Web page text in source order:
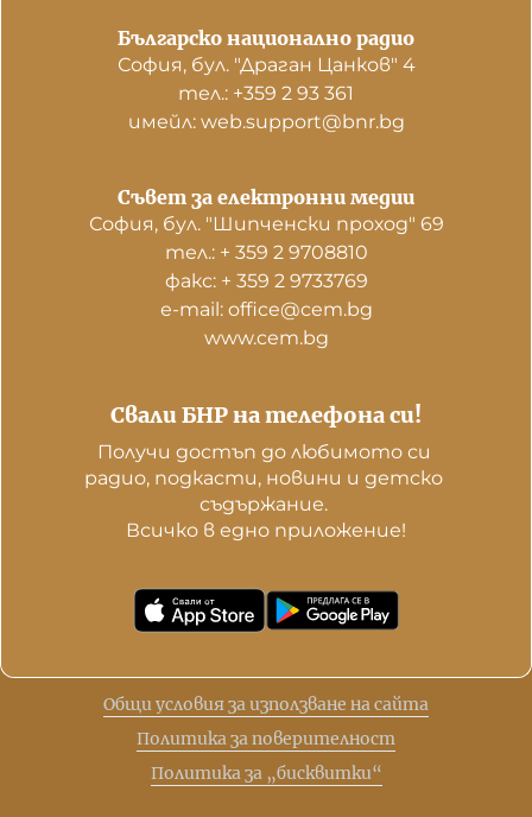
Българско национално радио
София, бул. "Драган Цанков" 4
тел.: +359 2 93 361
имейл: web.support@bnr.bg
Свали БНР на телефона си!
Получи достъп до любимото си
радио, подкасти, новини и детско
съдържание.
Всичко в едно приложение!
Съвет за електронни медии
София, бул. "Шипченски проход" 69
тел.: + 359 2 9708810
факс: + 359 2 9733769
е-mail: office@cem.bg
www.cem.bg
Общи условия за използване на сайта
Политика за поверителност
Политика за „бисквитки“